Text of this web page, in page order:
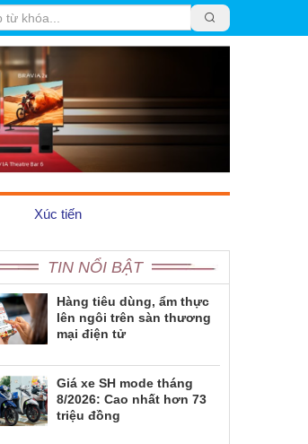
Xúc tiến
Pháp luật
TIN NỔI BẬT
Hàng tiêu dùng, ẩm thực
lên ngôi trên sàn thương
mại điện tử
Giá xe SH mode tháng
8/2026: Cao nhất hơn 73
triệu đồng